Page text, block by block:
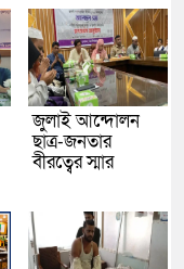
জুলাই আন্দোলন
ছাত্র-জনতার
বীরত্বের স্মার